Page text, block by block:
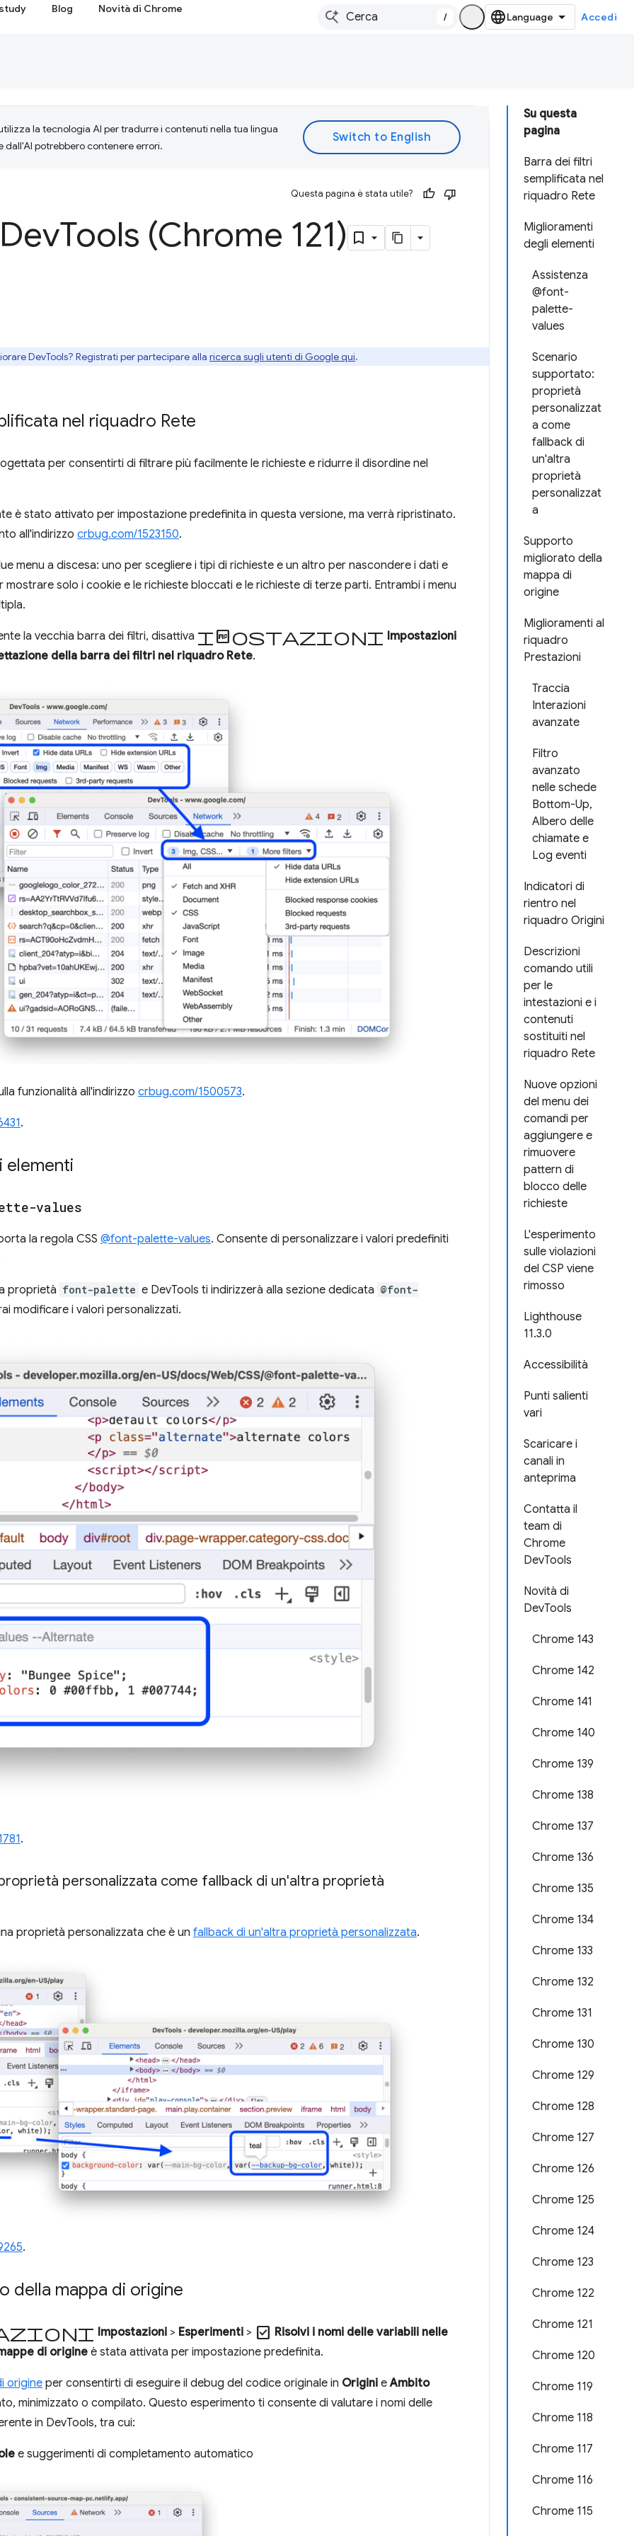
Blog Novità di Chrome
/ Accedi
Su questa
pagina
Barra dei filtri
semplificata nel
riquadro Rete
Miglioramenti
degli elementi
Assistenza
@font-
palette-
values
Scenario
supportato:
proprietà
personalizzat
a come
fallback di
un'altra
proprietà
personalizzat
a
Supporto
migliorato della
mappa di
origine
Miglioramenti al
riquadro
Prestazioni
Traccia
Interazioni
avanzate
Filtro
avanzato
nelle schede
Bottom-Up,
Albero delle
chiamate e
Log eventi
Indicatori di
rientro nel
riquadro Origini
Descrizioni
comando utili
per le
intestazioni e i
contenuti
sostituiti nel
riquadro Rete
Nuove opzioni
del menu dei
comandi per
aggiungere e
rimuovere
pattern di
blocco delle
richieste
L'esperimento
sulle violazioni
del CSP viene
rimosso
Lighthouse
11.3.0
Accessibilità
Punti salienti
vari
Scaricare i
canali in
anteprima
Contatta il
team di
Chrome
DevTools
Novità di
DevTools
Chrome 143
Chrome 142
Chrome 141
Chrome 140
Chrome 139
Chrome 138
Chrome 137
Chrome 136
Chrome 135
Chrome 134
Chrome 133
Chrome 132
Chrome 131
Chrome 130
Chrome 129
Chrome 128
Chrome 127
Chrome 126
Chrome 125
Chrome 124
Chrome 123
Chrome 122
Chrome 121
Chrome 120
Chrome 119
Chrome 118
Chrome 117
Chrome 116
Chrome 115
la tecnologia AI per tradurre i contenuti nella tua lingua
potrebbero contenere errori.
Questa pagina è stata utile?
Tools (Chrome 121)
DevTools? Registrati per partecipare alla ricerca sugli utenti di Google qui.
nel riquadro Rete
per consentirti di filtrare più facilmente le richieste e ridurre il disordine nel
è stato attivato per impostazione predefinita in questa versione, ma verrà ripristinato.
all'indirizzo crbug.com/1523150.
menu a discesa: uno per scegliere i tipi di richieste e un altro per nascondere i dati e
mostrare solo i cookie e le richieste bloccati e le richieste di terze parti. Entrambi i menu
la vecchia barra dei filtri, disattiva Impostazioni Impostazioni
della barra dei filtri nel riquadro Rete.
funzionalità all'indirizzo crbug.com/1500573.
.
elementi
values
la regola CSS @font-palette-values. Consente di personalizzare i valori predefiniti
proprietà font-palette e DevTools ti indirizzerà alla sezione dedicata @font-
modificare i valori personalizzati.
.
personalizzata come fallback di un'altra proprietà
proprietà personalizzata che è un fallback di un'altra proprietà personalizzata.
.
della mappa di origine
Impostazioni > Esperimenti > check_box Risolvi i nomi delle variabili nelle
di origine è stata attivata per impostazione predefinita.
origineper consentirti di eseguire il debug del codice originale in Origini eAmbito
minimizzato o compilato. Questo esperimento ti consente di valutare i nomi delle
in DevTools, tra cui:
e suggerimenti di completamento automatico